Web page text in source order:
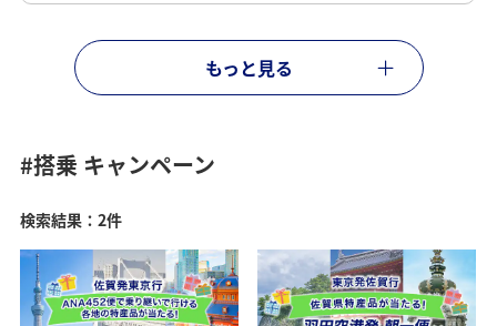
もっと見る
#搭乗キャンペーン
検索結果：2件